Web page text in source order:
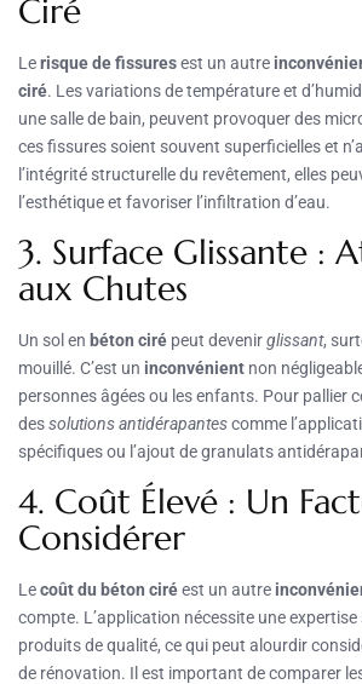
Ciré
Lerisque de fissuresest un autre
ciré. Les variations de température et
une salle de bain, peuvent provoquer des
ces fissures soient souvent superficielles et
l’intégrité structurelle du revêtement, elles
l’esthétique et favoriser l’infiltration d’eau.
3. Surface Glissante :
aux Chutes
Un sol en béton ciré peut devenirglissant,
mouillé. C’est un inconvénient non
personnes âgées ou les enfants. Pour pallier
dessolutions antidérapantescomme
spécifiques ou l’ajout de granulats
4. Coût Élevé : Un
Considérer
Lecoût du béton ciréest un autre
compte. L’application nécessite une
produits de qualité, ce qui peut alourdir
de rénovation. Il est important de comparer